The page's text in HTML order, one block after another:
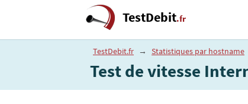
TestDebit.fr
TestDebit.fr → Statistiques par hostname
Test de vitesse